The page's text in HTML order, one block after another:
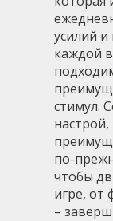
усилий
каждой
стимул.
по-
чтобы
игре, от
–